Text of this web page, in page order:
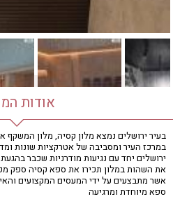
אודות
בעיר ירושלים נמצא מלון קסיה, מלון
במרכז העיר ומסביבה של אטרקציות שונות
ירושלים יחד עם נגיעות מודרניות שכבר
את השהות במלון תכירו את ספא קסיה ספק
אשר מתבצעים על ידי המעסים המקצועים
ספא מיוחדת ומרגיעה